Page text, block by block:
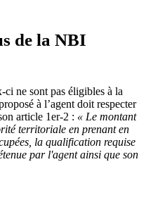
de la NBI
ci ne sont pas éligibles à la
à l’agent doit respecter
article 1er-2 : « Le montant
territoriale en prenant en
la qualification requise
par l'agent ainsi que son